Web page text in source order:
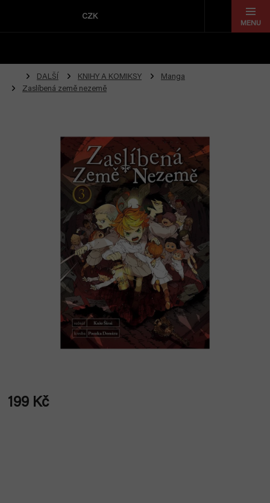
CZK
DALŠÍ KNIHY A KOMIKSY
Manga
Zaslíbená země nezemě
199 Kč